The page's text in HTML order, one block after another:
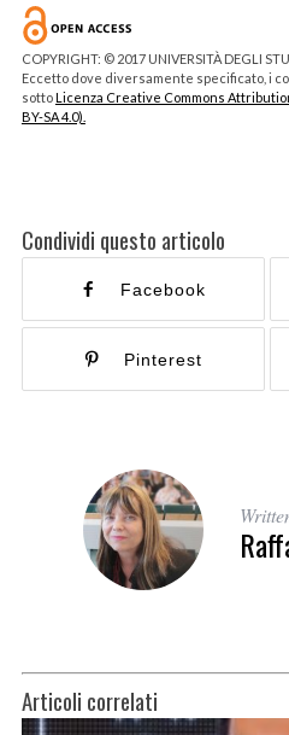
COPYRIGHT: © 2017 UNIVERSITÀ DEGLI
Eccetto dove diversamente specificato, i
sottoLicenza Creative Commons
BY-SA 4.0).
Condividi questo articolo
Facebook
Pinterest
Articoli correlati